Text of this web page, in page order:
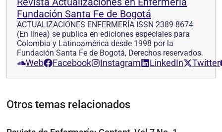
Fundación Santa Fe de Bogotá
ACTUALIZACIONES ENFERMERÍA ISSN 2389-8674
(En línea) se publica en ediciones especiales para
Colombia y Latinoamérica desde 1998 por la
Fundación Santa Fe de Bogotá, Derechos reservados.
Web Facebook Instagram LinkedIn Twitter
Otros temas relacionados